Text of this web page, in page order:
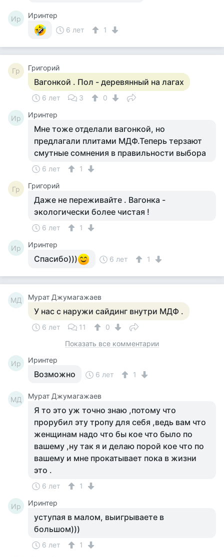
Ир
Иринтер
6 лет
1
Гр Григорий
Вагонкой . Пол - деревянный на лагах
6 лет 3 0
Ир Иринтер
Мне тоже отделали вагонкой, но
предлагали плитами МДФ.Теперь терзают
смутные сомнения в правильности выбора
6 лет 1
Гр Григорий
Даже не переживайте . Вагонка -
экологически более чистая !
6 лет 1
Ир Иринтер
Спасибо))) 6 лет 1
МД Мурат Джумагажаев
У нас с наружи сайдинг внутри МДФ .
6 лет 11
0
Показать все комментарии
Ир Иринтер
Возможно 6 лет 1
МД Мурат Джумагажаев
Я то это уж точно знаю ,потому что
прорубил эту тропу для себя ,ведь вам что
женщинам надо что бы кое что было по
вашему ,ну так я и делаю порой кое что по
вашему и мне прокатывает пока в жизни
это .
6 лет 1
Ир Иринтер
уступая в малом, выигрываете в
большом)))
6 лет 1